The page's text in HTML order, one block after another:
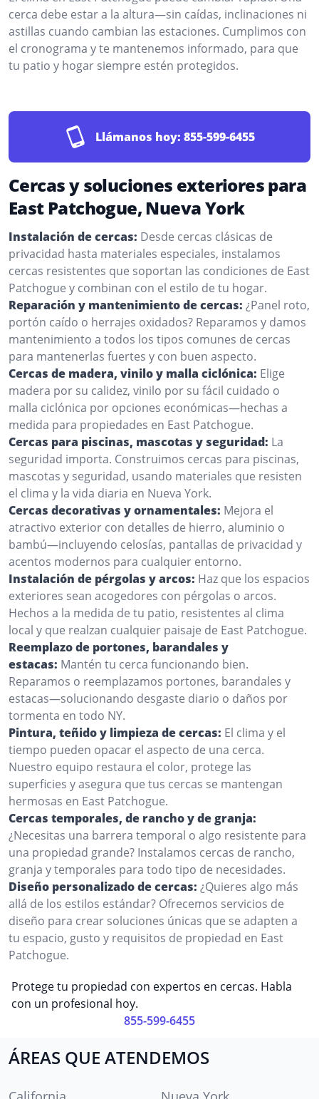
cerca debe estar a la altura—sin caídas, inclinaciones ni
astillas cuando cambian las estaciones. Cumplimos con
el cronograma y te mantenemos informado, para que
tu patio y hogar siempre estén protegidos.
Llámanos hoy: 855-599-6455
Cercas y soluciones exteriores para
East Patchogue, Nueva York
Instalación de cercas: Desde cercas clásicas de
privacidad hasta materiales especiales, instalamos
cercas resistentes que soportan las condiciones de East
Patchogue y combinan con el estilo de tu hogar.
Reparación y mantenimiento de cercas: ¿Panel roto,
portón caído o herrajes oxidados? Reparamos y damos
mantenimiento a todos los tipos comunes de cercas
para mantenerlas fuertes y con buen aspecto.
Cercas de madera, vinilo y malla ciclónica: Elige
madera por su calidez, vinilo por su fácil cuidado o
malla ciclónica por opciones económicas—hechas a
medida para propiedades en East Patchogue.
Cercas para piscinas, mascotas y seguridad: La
seguridad importa. Construimos cercas para piscinas,
mascotas y seguridad, usando materiales que resisten
el clima y la vida diaria en Nueva York.
Cercas decorativas y ornamentales: Mejora el
atractivo exterior con detalles de hierro, aluminio o
bambú—incluyendo celosías, pantallas de privacidad y
acentos modernos para cualquier entorno.
Instalación de pérgolas y arcos: Haz que los espacios
exteriores sean acogedores con pérgolas o arcos.
Hechos a la medida de tu patio, resistentes al clima
local y que realzan cualquier paisaje de East Patchogue.
Reemplazo de portones, barandales y
estacas: Mantén tu cerca funcionando bien.
Reparamos o reemplazamos portones, barandales y
estacas—solucionando desgaste diario o daños por
tormenta en todo NY.
Pintura, teñido y limpieza de cercas: El clima y el
tiempo pueden opacar el aspecto de una cerca.
Nuestro equipo restaura el color, protege las
superficies y asegura que tus cercas se mantengan
hermosas en East Patchogue.
Cercas temporales, de rancho y de granja:
¿Necesitas una barrera temporal o algo resistente para
una propiedad grande? Instalamos cercas de rancho,
granja y temporales para todo tipo de necesidades.
Diseño personalizado de cercas: ¿Quieres algo más
allá de los estilos estándar? Ofrecemos servicios de
diseño para crear soluciones únicas que se adapten a
tu espacio, gusto y requisitos de propiedad en East
Patchogue.
Protege tu propiedad con expertos en cercas. Habla
con un profesional hoy.
855-599-6455
ÁREAS QUE ATENDEMOS